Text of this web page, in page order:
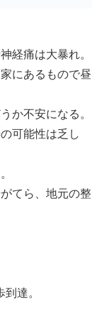
経痛は大暴れ。
にあるもので昼
か不安になる。
可能性は乏し
てら、地元の整
達。